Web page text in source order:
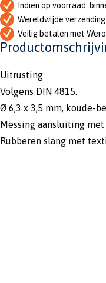
Indien op voorraad:
Wereldwijde verzending
Veilig betalen met
Uitrusting
Volgens DIN 4815.
Ø 6,3 x 3,5 mm, koude-
Messing aansluiting met
Rubberen slang met